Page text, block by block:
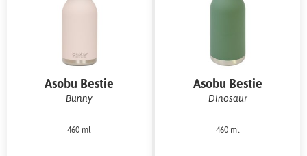
Asobu Bestie
vattenflaska
Bunny
460 ml
Asobu Bestie
vattenflaska
Dinosaur
460 ml